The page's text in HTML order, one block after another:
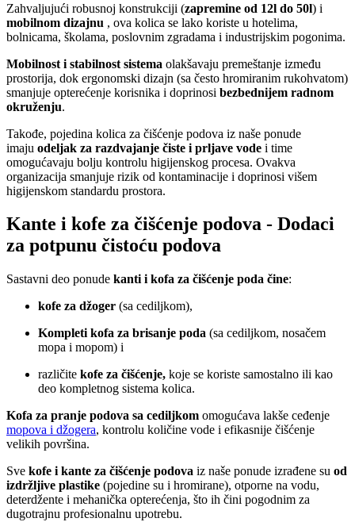
Zahvaljujući robusnoj konstrukciji (zapremine od 12l do 50l) i
mobilnom dizajnu , ova kolica se lako koriste u hotelima,
bolnicama, školama, poslovnim zgradama i industrijskim pogonima.
Mobilnost i stabilnost sistema olakšavaju premeštanje između
prostorija, dok ergonomski dizajn (sa često hromiranim rukohvatom)
smanjuje opterećenje korisnika i doprinosi bezbednijem radnom
okruženju.
Takođe, pojedina kolica za čišćenje podova iz naše ponude
imaju odeljak za razdvajanje čiste i prljave vode i time
omogućavaju bolju kontrolu higijenskog procesa. Ovakva
organizacija smanjuje rizik od kontaminacije i doprinosi višem
higijenskom standardu prostora.
Kante i kofe za čišćenje podova - Dodaci
za potpunu čistoću podova
Sastavni deo ponude kanti i kofa za čišćenje poda čine:
kofe za džoger (sa cediljkom),
Kompleti kofa za brisanje poda (sa cediljkom, nosačem
mopa i mopom) i
različite kofe za čišćenje, koje se koriste samostalno ili kao
deo kompletnog sistema kolica.
Kofa za pranje podova sa cediljkom omogućava lakše ceđenje
mopova i džogera, kontrolu količine vode i efikasnije čišćenje
velikih površina.
Sve kofe i kante za čišćenje podova iz naše ponude izrađene su od
izdržljive plastike (pojedine su i hromirane), otporne na vodu,
deterdžente i mehanička opterećenja, što ih čini pogodnim za
dugotrajnu profesionalnu upotrebu.